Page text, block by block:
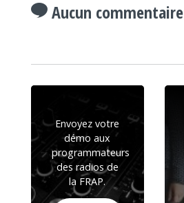
Aucun commentaire
Envoyez votre
démo aux
programmateurs
des radios de
la FRAP.